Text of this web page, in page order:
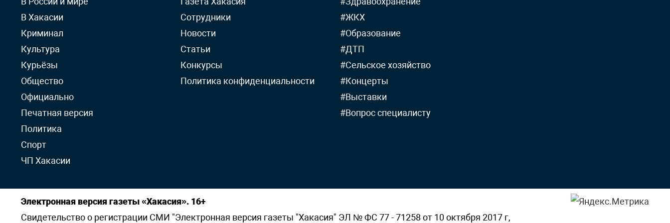
В Хакасии
Криминал
Культура
Курьёзы
Общество
Официально
Печатная версия
Политика
Спорт
ЧП Хакасии
Сотрудники
Новости
Статьи
Конкурсы
Политика конфиденциальности
#ЖКХ
#Образование
#ДТП
#Сельское хозяйство
#Концерты
#Выставки
#Вопрос специалисту
Электронная версия газеты «Хакасия». 16+
Свидетельство о регистрации СМИ "Электронная версия газеты "Хакасия" ЭЛ № ФС 77 - 71258 от 10 октября 2017 г,